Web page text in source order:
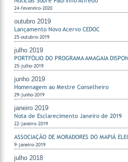
24-fevereiro-2020
outubro 2019
Lançamento Novo Acervo CEDOC
25-outubro-2019
julho 2019
PORTFÓLIO DO PROGRAMA AMAGAIA
25-julho-2019
junho 2019
Homenagem ao Mestre Conselheiro
29-junho-2019
janeiro 2019
Nota de Esclarecimento Janeiro de 2019
22-janeiro-2019
ASSOCIAÇÃO DE MORADORES DO MAPIÁ
9-janeiro-2019
julho 2018